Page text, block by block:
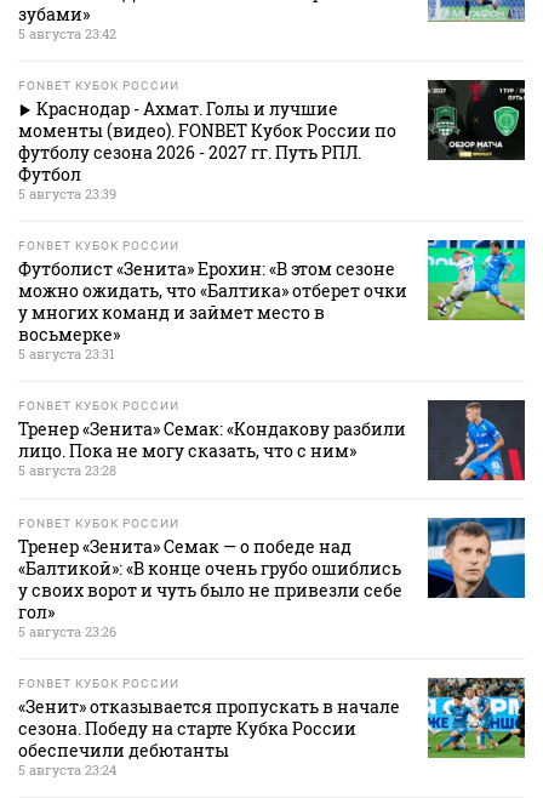
зубами»
5 августа 23:42
FONBET КУБОК РОССИИ
Краснодар - Ахмат. Голы и лучшие
моменты (видео). FONBET Кубок России по
футболу сезона 2026 - 2027 гг. Путь РПЛ.
Футбол
5 августа 23:39
FONBET КУБОК РОССИИ
Футболист «Зенита» Ерохин: «В этом сезоне
можно ожидать, что «Балтика» отберет очки
у многих команд и займет место в
восьмерке»
5 августа 23:31
FONBET КУБОК РОССИИ
Тренер «Зенита» Семак: «Кондакову разбили
лицо. Пока не могу сказать, что с ним»
5 августа 23:28
FONBET КУБОК РОССИИ
Тренер «Зенита» Семак — о победе над
«Балтикой»: «В конце очень грубо ошиблись
у своих ворот и чуть было не привезли себе
гол»
5 августа 23:26
FONBET КУБОК РОССИИ
«Зенит» отказывается пропускать в начале
сезона. Победу на старте Кубка России
обеспечили дебютанты
5 августа 23:24